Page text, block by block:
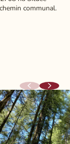
communal.
Précédent
Suivant